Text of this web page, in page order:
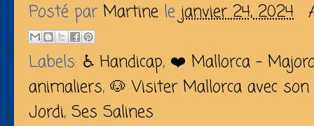
Posté par Martine le janvier 24, 2024
Labels: ♿️ Handicap, ❤️ Mallorca -
animaliers, 🐶 Visiter Mallorca avec son
Jordi, Ses Salines